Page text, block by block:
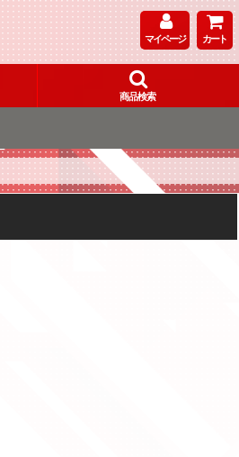
マイページ カート
商品検索